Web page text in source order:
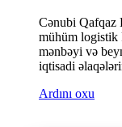
Cənubi Qafqaz
mühüm logistik
mənbəyi və
iqtisadi
Ardını oxu